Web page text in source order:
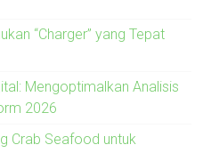
“Charger” yang Tepat
Mengoptimalkan Analisis
2026
Crab Seafood untuk